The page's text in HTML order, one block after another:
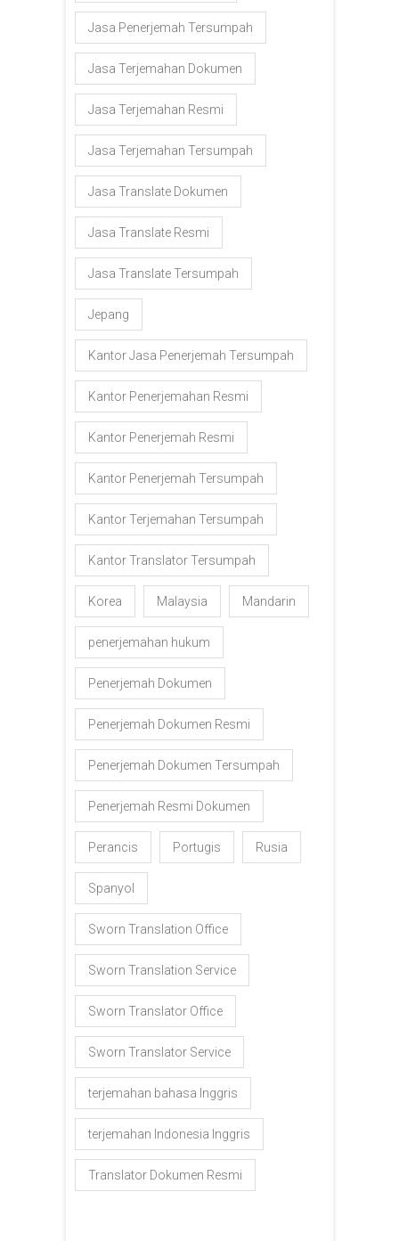
Jasa Penerjemah Tersumpah
Jasa Terjemahan Dokumen
Jasa Terjemahan Resmi
Jasa Terjemahan Tersumpah
Jasa Translate Dokumen
Jasa Translate Resmi
Jasa Translate Tersumpah
Jepang
Kantor Jasa Penerjemah Tersumpah
Kantor Penerjemahan Resmi
Kantor Penerjemah Resmi
Kantor Penerjemah Tersumpah
Kantor Terjemahan Tersumpah
Kantor Translator Tersumpah
Korea Malaysia Mandarin
penerjemahan hukum
Penerjemah Dokumen
Penerjemah Dokumen Resmi
Penerjemah Dokumen Tersumpah
Penerjemah Resmi Dokumen
Perancis Portugis Rusia
Spanyol
Sworn Translation Office
Sworn Translation Service
Sworn Translator Office
Sworn Translator Service
terjemahan bahasa Inggris
terjemahan Indonesia Inggris
Translator Dokumen Resmi